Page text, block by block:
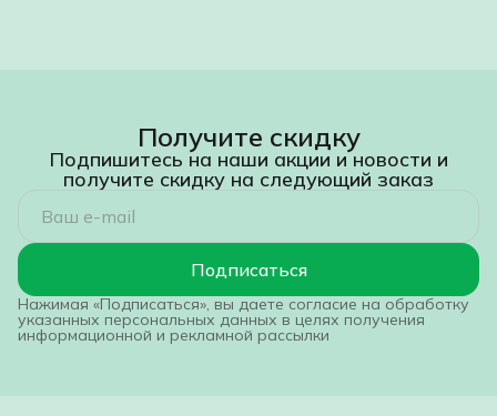
Получите скидку
Подпишитесь на наши акции и новости и
получите скидку на следующий заказ
Подписаться
Нажимая «Подписаться», вы даете согласие на обработку
указанных персональных данных в целях получения
информационной и рекламной рассылки